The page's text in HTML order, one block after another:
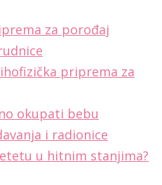
za porođaj
priprema za
okupati bebu
i radionice
u hitnim stanjima?